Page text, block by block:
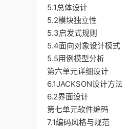
5.1总体设计
5.2模块独立性
5.3启发式规则
5.4面向对象设计模式
5.5用例模型分析
第六单元详细设计
6.1JACKSON设计方法
6.2界面设计
第七单元软件编码
7.1编码风格与规范